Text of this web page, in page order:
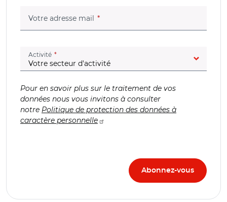
Votre adresse mail (champ obligatoire)
Activité (champ obligatoire)
Pour en savoir plus sur le traitement de vos
données nous vous invitons à consulter
notre Politique de protection des données à
caractère personnelle